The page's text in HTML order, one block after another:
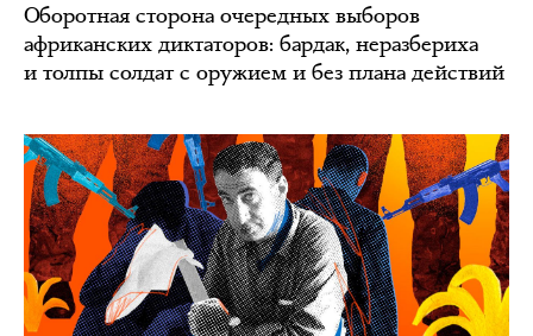
Оборотная сторона очередных выборов
африканских диктаторов: бардак, неразбериха
и толпы солдат с оружием и без плана действий